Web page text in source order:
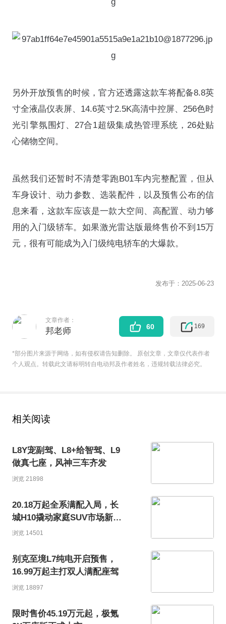
另外开放预售的时候，官方还透露这款车将配备8.8英
寸全液晶仪表屏、14.6英寸2.5K高清中控屏、256色时
光引擎氛围灯、27合1超级集成热管理系统，26处贴
心储物空间。
虽然我们还暂时不清楚零跑B01车内完整配置，但从
车身设计、动力参数、选装配件，以及预售公布的信
息来看，这款车应该是一款大空间、高配置、动力够
用的入门级轿车。如果激光雷达版最终售价不到15万
元，很有可能成为入门级纯电轿车的大爆款。
发布于：2025-06-23
文章作者：
邦老师 60 169
*部分图片来源于网络，如有侵权请告知删除。 原创文章，文章仅代表作者
个人观点。转载此文请标明转自电动邦及作者姓名，违规转载法律必究。
相关阅读
L8Y宠副驾、L8+给智驾、L9
做真七座，风神三车齐发
浏览 21898
20.18万起全系满配入局，长
城H10撬动家庭SUV市场新格
局
浏览 14501
别克至境L7纯电开启预售，
16.99万起主打双人满配座驾
浏览 18897
限时售价45.19万元起，极氪